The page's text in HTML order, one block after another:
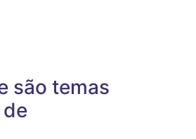
são temas